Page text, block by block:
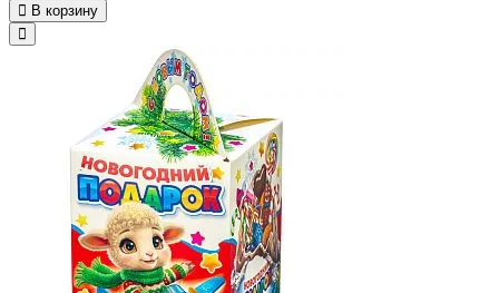
В корзину